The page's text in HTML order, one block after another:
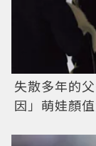
失散多年的
因」萌娃顏